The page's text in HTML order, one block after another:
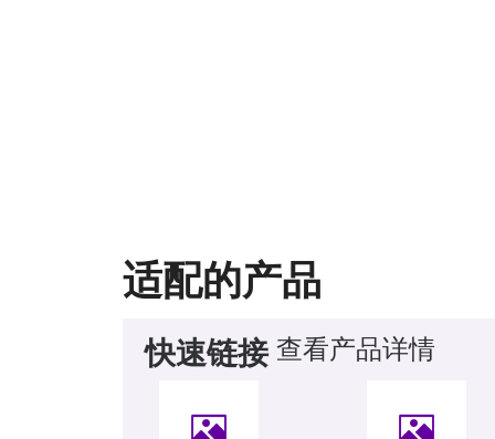
适配的产品
快速链接 查看产品详情